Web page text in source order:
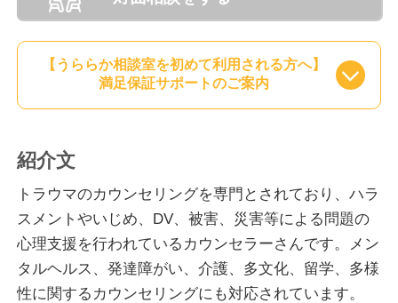
【うららか相談室を初めて利用される方へ】
満足保証サポートのご案内
紹介文
トラウマのカウンセリングを専門とされており、ハラ
スメントやいじめ、DV、被害、災害等による問題の
心理支援を行われているカウンセラーさんです。メン
タルヘルス、発達障がい、介護、多文化、留学、多様
性に関するカウンセリングにも対応されています。